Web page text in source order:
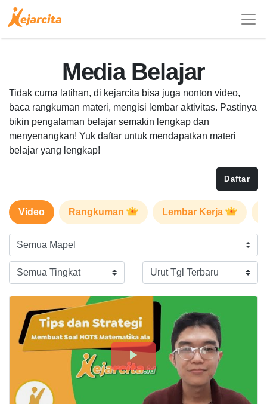
Media Belajar
Tidak cuma latihan, di kejarcita bisa juga nonton video,
baca rangkuman materi, mengisi lembar aktivitas. Pastinya
bikin pengalaman belajar semakin lengkap dan
menyenangkan! Yuk daftar untuk mendapatkan materi
belajar yang lengkap!
Daftar
Video Rangkuman Lembar Kerja